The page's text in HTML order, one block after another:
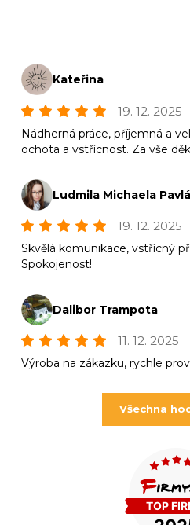
Kateřina
19. 12. 2025
Nádherná práce, příjemná a
ochota a vstřícnost. Za vše
Ludmila Michaela
19. 12. 2025
Skvělá komunikace, vstřícný
Spokojenost!
Dalibor Trampota
11. 12. 2025
Výroba na zákazku, rychle
Všechna